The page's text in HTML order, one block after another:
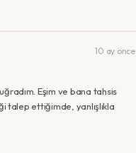
10 ay önce
Eşim ve bana tahsis
talep ettiğimde, yanlışlıkla